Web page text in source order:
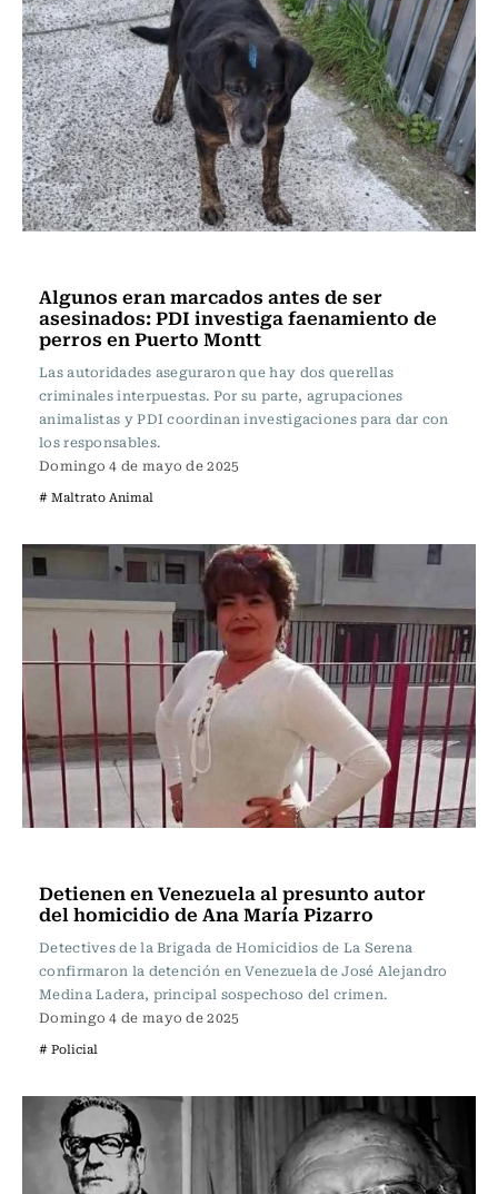
Algunos eran marcados antes de ser
asesinados: PDI investiga faenamiento de
perros en Puerto Montt
Las autoridades aseguraron que hay dos querellas
criminales interpuestas. Por su parte, agrupaciones
animalistas y PDI coordinan investigaciones para dar con
los responsables.
Domingo 4 de mayo de 2025
# Maltrato Animal
Detienen en Venezuela al presunto autor
del homicidio de Ana María Pizarro
Detectives de la Brigada de Homicidios de La Serena
confirmaron la detención en Venezuela de José Alejandro
Medina Ladera, principal sospechoso del crimen.
Domingo 4 de mayo de 2025
# Policial